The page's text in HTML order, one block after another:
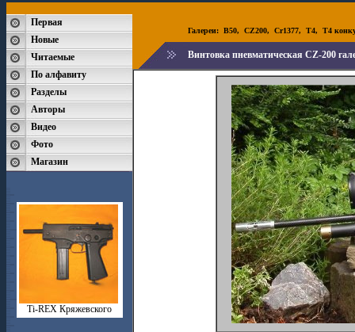
Первая
Новые
Читаемые
По алфавиту
Разделы
Авторы
Видео
Фото
Магазин
Ti-REX Кряжевского
Галереи: B50, CZ200, Cr1377, T4, T4
Винтовка пневматическая CZ-200